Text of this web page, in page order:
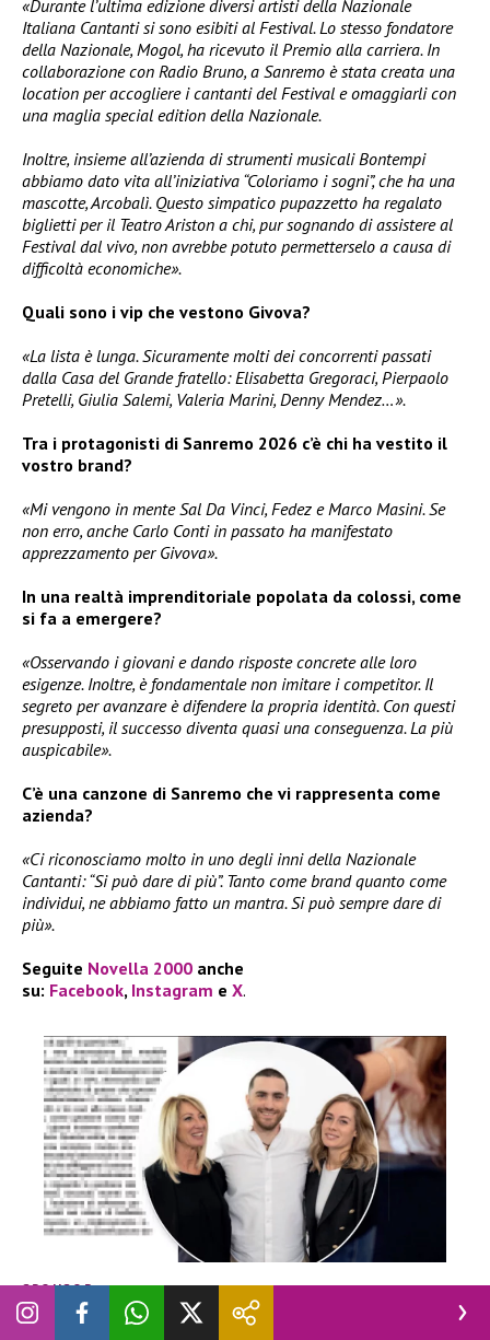
«Durante l’ultima edizione diversi artisti della Nazionale
Italiana Cantanti si sono esibiti al Festival. Lo stesso fondatore
della Nazionale, Mogol, ha ricevuto il Premio alla carriera. In
collaborazione con Radio Bruno, a Sanremo è stata creata una
location per accogliere i cantanti del Festival e omaggiarli con
una maglia special edition della Nazionale.
Inoltre, insieme all’azienda di strumenti musicali Bontempi
abbiamo dato vita all’iniziativa “Coloriamo i sogni”, che ha una
mascotte, Arcobalì. Questo simpatico pupazzetto ha regalato
biglietti per il Teatro Ariston a chi, pur sognando di assistere al
Festival dal vivo, non avrebbe potuto permetterselo a causa di
difficoltà economiche».
Quali sono i vip che vestono Givova?
«La lista è lunga. Sicuramente molti dei concorrenti passati
dalla Casa del Grande fratello: Elisabetta Gregoraci, Pierpaolo
Pretelli, Giulia Salemi, Valeria Marini, Denny Mendez…».
Tra i protagonisti di Sanremo 2026 c’è chi ha vestito il
vostro brand?
«Mi vengono in mente Sal Da Vinci, Fedez e Marco Masini. Se
non erro, anche Carlo Conti in passato ha manifestato
apprezzamento per Givova».
In una realtà imprenditoriale popolata da colossi, come
si fa a emergere?
«Osservando i giovani e dando risposte concrete alle loro
esigenze. Inoltre, è fondamentale non imitare i competitor. Il
segreto per avanzare è difendere la propria identità. Con questi
presupposti, il successo diventa quasi una conseguenza. La più
auspicabile».
C’è una canzone di Sanremo che vi rappresenta come
azienda?
«Ci riconosciamo molto in uno degli inni della Nazionale
Cantanti: “Si può dare di più”. Tanto come brand quanto come
individui, ne abbiamo fatto un mantra. Si può sempre dare di
più».
Seguite Novella 2000 anche
su: Facebook, Instagram e X.
SPONSOR
Narciso Parrucchieri – Eliminare